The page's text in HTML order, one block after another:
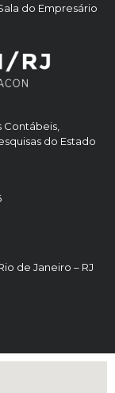
Contábeis,
do Estado
de Janeiro – RJ
do Empresário